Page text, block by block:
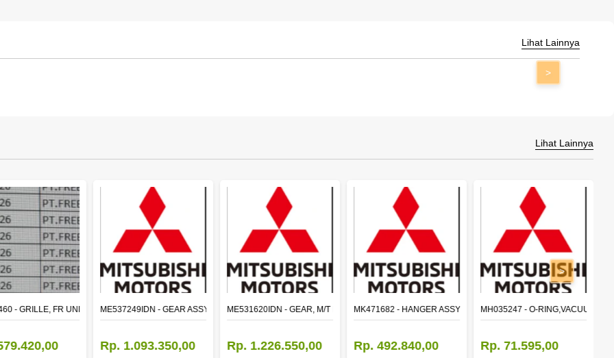
Lihat Lainnya
>
Lihat Lainnya
- GRILLE, FR UNDER ME537249IDN - GEAR ASSY,MAIN SHAFT 2ND SPEED (M035S5)
Rp. 1.093.350,00
ME531620IDN - GEAR, M/T MAIN SHAFT REVERSE
Rp. 1.226.550,00
MK471682 - HANGER ASSY,FR SHACKLE
Rp. 492.840,00
MH035247 - O-RING,VACUUM
Rp. 71.595,00
>